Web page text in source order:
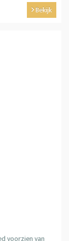
Bekijk
voorzien van